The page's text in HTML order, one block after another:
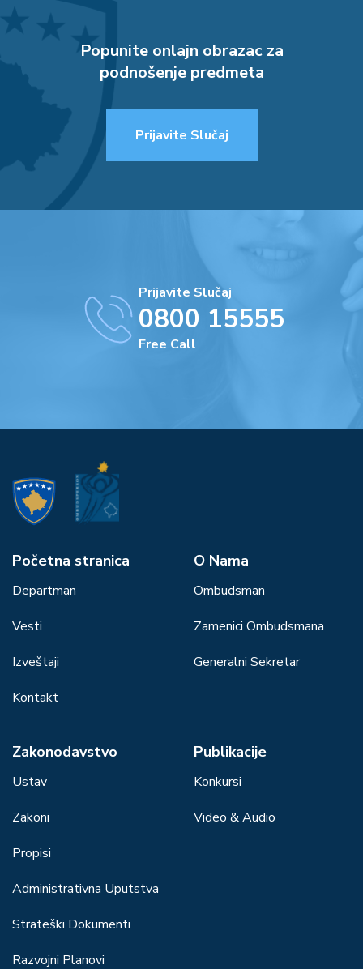
Popunite onlajn obrazac za
podnošenje predmeta
Prijavite Slučaj
Prijavite Slučaj
0800 15555
Free Call
Početna stranica
Departman
Vesti
Izveštaji
Kontakt
О Nama
Ombudsman
Zamenici Ombudsmana
Generalni Sekretar
Zakonodavstvo
Ustav
Zakoni
Propisi
Administrativna Uputstva
Strateški Dokumenti
Razvojni Planovi
Publikacije
Konkursi
Video & Audio